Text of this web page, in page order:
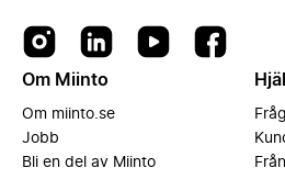
Om Miinto
Om miinto.se
Jobb
Bli en del av Miinto